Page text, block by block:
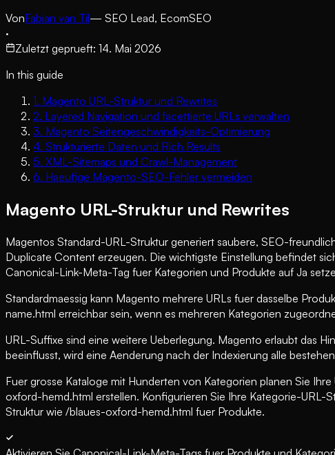
VonFabian van Til— SEO Lead, EcomSEO
·
Zuletzt geprueft: 14. Mai 2026
In this guide
1. Magento URL-Struktur und Rewrites
2. Layered Navigation und facettierte URLs verwalten
3. Magento Seitengeschwindigkeits-Optimierung
4. Strukturierte Daten und Rich Results
5. XML-Sitemaps und Crawl-Management
6. Haeufige Magento-SEO-Fehler vermeiden
Magento URL-Struktur und Rewrites
Magentos Standard-URL-Struktur generiert saubere, SEO-
Duplicate Content erzeugen. Die wichtigste Einstellung befindet
Canonical-Link-Meta-Tag fuer Kategorien und Produkte auf Ja
Standardmaessig kann Magento mehrere URLs fuer dasselbe
name.html erreichbar sein, wenn es mehreren Kategorien
URL-Suffixe sind eine weitere Ueberlegung. Magento erlaubt das
beeinflusst, wird eine Aenderung nach der Indexierung alle
Fuer grosse Kataloge mit Hunderten von Kategorien planen Sie
oxford-hemd.html erstellen. Konfigurieren Sie Ihre Kategorie-
Struktur wie /blaues-oxford-hemd.html fuer Produkte.